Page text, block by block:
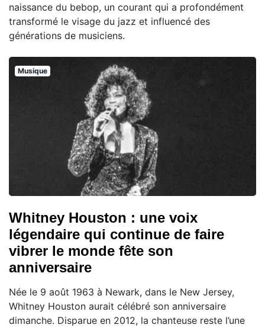
naissance du bebop, un courant qui a profondément
transformé le visage du jazz et influencé des
générations de musiciens.
Musique
Whitney Houston : une voix
légendaire qui continue de faire
vibrer le monde fête son
anniversaire
Née le 9 août 1963 à Newark, dans le New Jersey,
Whitney Houston aurait célébré son anniversaire
dimanche. Disparue en 2012, la chanteuse reste l’une